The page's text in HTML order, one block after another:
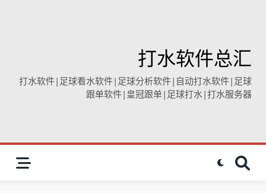
打水软件总汇
打水软件|足球看水软件|足球分析软件|自动打水软件|足球
跟单软件|皇冠跟单|足球打水|打水服务器